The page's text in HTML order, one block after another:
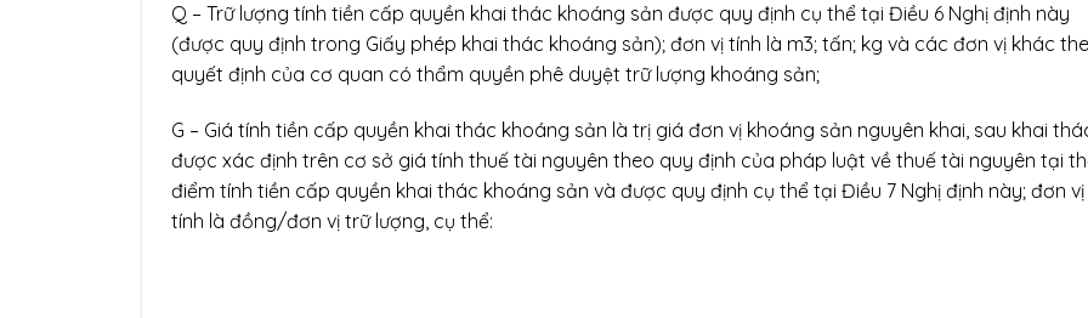
Q – Trữ lượng tính tiền cấp quyền khai thác khoáng sản được quy định cụ thể tại Điều 6 Nghị định này
(được quy định trong Giấy phép khai thác khoáng sản); đơn vị tính là m3; tấn; kg và các đơn vị khác
quyết định của cơ quan có thẩm quyền phê duyệt trữ lượng khoáng sản;
G – Giá tính tiền cấp quyền khai thác khoáng sản là trị giá đơn vị khoáng sản nguyên khai, sau khai
được xác định trên cơ sở giá tính thuế tài nguyên theo quy định của pháp luật về thuế tài nguyên tại
điểm tính tiền cấp quyền khai thác khoáng sản và được quy định cụ thể tại Điều 7 Nghị định này; đơn vị
tính là đồng/đơn vị trữ lượng, cụ thể: